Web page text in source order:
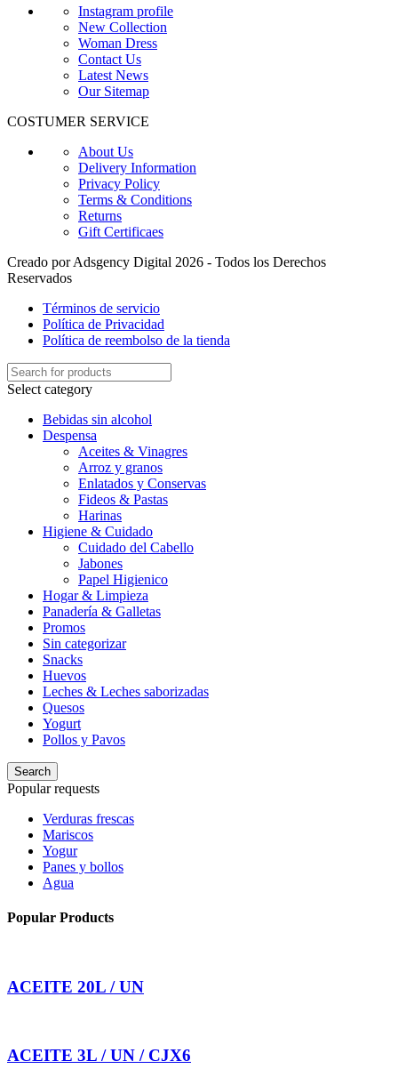
Instagram profile
New Collection
Woman Dress
Contact Us
Latest News
Our Sitemap
COSTUMER SERVICE
About Us
Delivery Information
Privacy Policy
Terms & Conditions
Returns
Gift Certificaes
Creado por Adsgency Digital 2026 - Todos los Derechos
Reservados
Términos de servicio
Política de Privacidad
Política de reembolso de la tienda
Select category
Bebidas sin alcohol
Despensa
Aceites & Vinagres
Arroz y granos
Enlatados y Conservas
Fideos & Pastas
Harinas
Higiene & Cuidado
Cuidado del Cabello
Jabones
Papel Higienico
Hogar & Limpieza
Panadería & Galletas
Promos
Sin categorizar
Snacks
Huevos
Leches & Leches saborizadas
Quesos
Yogurt
Pollos y Pavos
Search
Popular requests
Verduras frescas
Mariscos
Yogur
Panes y bollos
Agua
Popular Products
ACEITE 20L / UN
ACEITE 3L / UN / CJX6